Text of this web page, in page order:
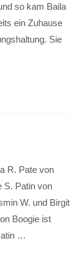
so kam Baila
ein Zuhause
Sie
R. Pate von
S. Patin von
W. und Birgit
Boogie ist
…